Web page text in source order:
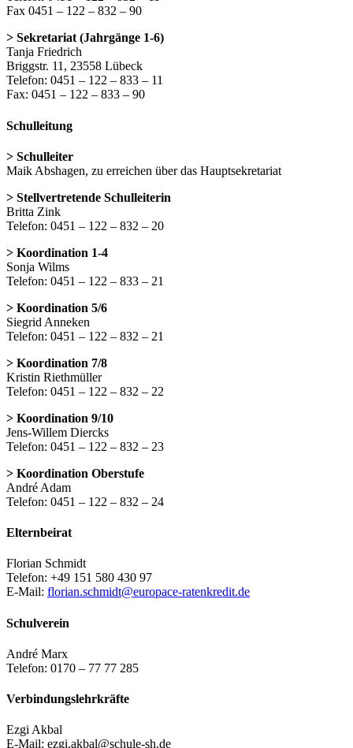
Fax 0451 – 122 – 832 – 90
> Sekretariat (Jahrgänge 1-6)
Tanja Friedrich
Briggstr. 11, 23558 Lübeck
Telefon: 0451 – 122 – 833 – 11
Fax: 0451 – 122 – 833 – 90
Schulleitung
> Schulleiter
Maik Abshagen, zu erreichen über das Hauptsekretariat
> Stellvertretende Schulleiterin
Britta Zink
Telefon: 0451 – 122 – 832 – 20
> Koordination 1-4
Sonja Wilms
Telefon: 0451 – 122 – 833 – 21
> Koordination 5/6
Siegrid Anneken
Telefon: 0451 – 122 – 832 – 21
> Koordination 7/8
Kristin Riethmüller
Telefon: 0451 – 122 – 832 – 22
> Koordination 9/10
Jens-Willem Diercks
Telefon: 0451 – 122 – 832 – 23
> Koordination Oberstufe
André Adam
Telefon: 0451 – 122 – 832 – 24
Elternbeirat
Florian Schmidt
Telefon: +49 151 580 430 97
E-Mail: florian.schmidt@europace-ratenkredit.de
Schulverein
André Marx
Telefon: 0170 – 77 77 285
Verbindungslehrkräfte
Ezgi Akbal
E-Mail: ezgi.akbal@schule-sh.de